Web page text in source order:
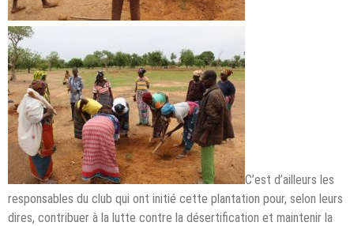
C’est d’ailleurs les
responsables du club qui ont initié cette plantation pour, selon leurs
dires, contribuer à la lutte contre la désertification et maintenir la